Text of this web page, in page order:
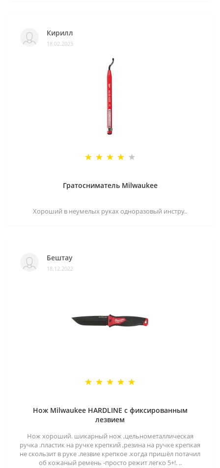
Кирилл
18.02.2023
Гратосниматель Milwaukee
Хороший в неумелых руках одноразовый инстру..
Бештау
18.12.2022
Нож Milwaukee HARDLINE с фиксированным
лезвием
Нож хороший. шикарный нож ,цельнометаллическая
ручка .пластик на ручке крепкий ,резина на ручке крепкая
не скользит в руке .лезвие крепкое .когда пришёл потачил
об кожаный ремень -просто режит легко 5+!. ..